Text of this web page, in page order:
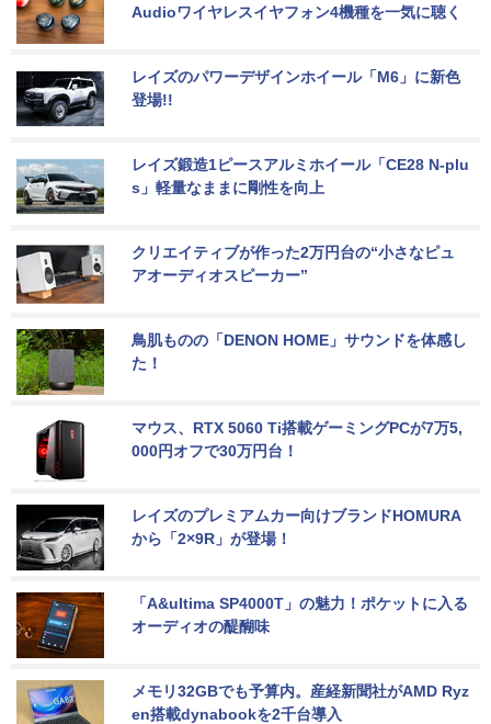
Audioワイヤレスイヤフォン4機種を一気に聴く
レイズのパワーデザインホイール「M6」に新色
登場!!
レイズ鍛造1ピースアルミホイール「CE28 N-plu
s」軽量なままに剛性を向上
クリエイティブが作った2万円台の“小さなピュ
アオーディオスピーカー”
鳥肌ものの「DENON HOME」サウンドを体感し
た！
マウス、RTX 5060 Ti搭載ゲーミングPCが7万5,
000円オフで30万円台！
レイズのプレミアムカー向けブランドHOMURA
から「2×9R」が登場！
「A&ultima SP4000T」の魅力！ポケットに入る
オーディオの醍醐味
メモリ32GBでも予算内。産経新聞社がAMD Ryz
en搭載dynabookを2千台導入